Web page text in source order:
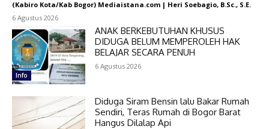
(Kabiro Kota/Kab Bogor) Mediaistana.com | Heri Soebagio, B.Sc., S.E.
-
6 Agustus 2026
Info
ANAK BERKEBUTUHAN KHUSUS
DIDUGA BELUM MEMPEROLEH HAK
BELAJAR SECARA PENUH
6 Agustus 2026
Diduga Siram Bensin lalu Bakar Rumah
Sendiri, Teras Rumah di Bogor Barat
Hangus Dilalap Api